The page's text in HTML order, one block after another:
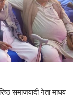
समाजवादी नेता माधव